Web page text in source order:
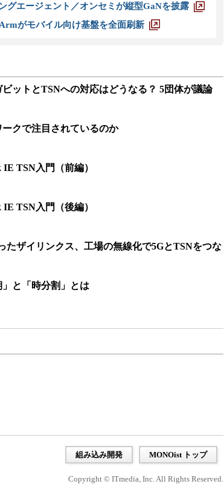
グエージェント／オンセミが縦型GaNを披露
がモバイル向け基盤を全面刷新
ットとTSNへの対応はどうなる？ 5団体が議論
クで注目されているのか
TSN入門（前編）
TSN入門（後編）
たザイリンクス、工場の無線化で5GとTSNをつな
と「時分割」とは
組み込み開発 MONOist トップ
Copyright © ITmedia, Inc. All Rights Reserved.